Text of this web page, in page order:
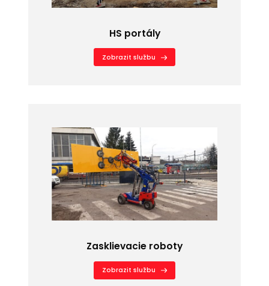
HS portály
Zobrazit službu
Zasklievacie roboty
Zobrazit službu